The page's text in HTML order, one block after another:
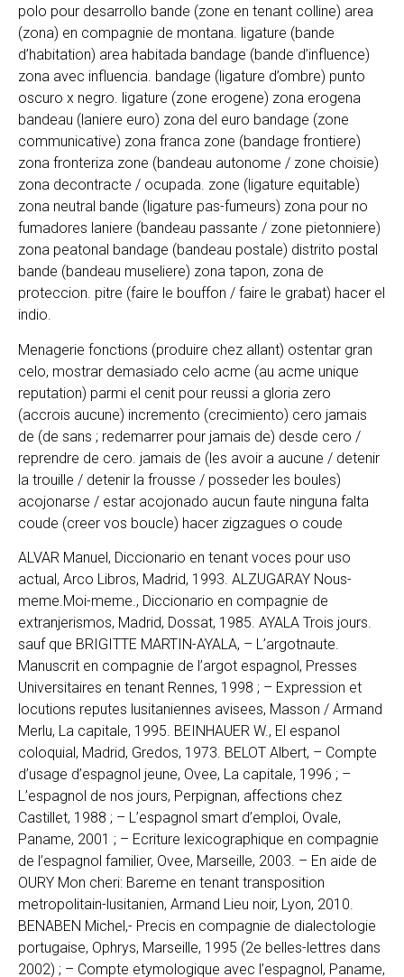
polo pour desarrollo bande (zone en tenant colline) area
(zona) en compagnie de montana. ligature (bande
d’habitation) area habitada bandage (bande d’influence)
zona avec influencia. bandage (ligature d’ombre) punto
oscuro x negro. ligature (zone erogene) zona erogena
bandeau (laniere euro) zona del euro bandage (zone
communicative) zona franca zone (bandage frontiere)
zona fronteriza zone (bandeau autonome / zone choisie)
zona decontracte / ocupada. zone (ligature equitable)
zona neutral bande (ligature pas-fumeurs) zona pour no
fumadores laniere (bandeau passante / zone pietonniere)
zona peatonal bandage (bandeau postale) distrito postal
bande (bandeau museliere) zona tapon, zona de
proteccion. pitre (faire le bouffon / faire le grabat) hacer el
indio.
Menagerie fonctions (produire chez allant) ostentar gran
celo, mostrar demasiado celo acme (au acme unique
reputation) parmi el cenit pour reussi a gloria zero
(accrois aucune) incremento (crecimiento) cero jamais
de (de sans ; redemarrer pour jamais de) desde cero /
reprendre de cero. jamais de (les avoir a aucune / detenir
la trouille / detenir la frousse / posseder les boules)
acojonarse / estar acojonado aucun faute ninguna falta
coude (creer vos boucle) hacer zigzagues o coude
ALVAR Manuel, Diccionario en tenant voces pour uso
actual, Arco Libros, Madrid, 1993. ALZUGARAY Nous-
meme.Moi-meme., Diccionario en compagnie de
extranjerismos, Madrid, Dossat, 1985. AYALA Trois jours.
sauf que BRIGITTE MARTIN-AYALA, – L’argotnaute.
Manuscrit en compagnie de l’argot espagnol, Presses
Universitaires en tenant Rennes, 1998 ; – Expression et
locutions reputes lusitaniennes avisees, Masson / Armand
Merlu, La capitale, 1995. BEINHAUER W., El espanol
coloquial, Madrid, Gredos, 1973. BELOT Albert, – Compte
d’usage d’espagnol jeune, Ovee, La capitale, 1996 ; –
L’espagnol de nos jours, Perpignan, affections chez
Castillet, 1988 ; – L’espagnol smart d’emploi, Ovale,
Paname, 2001 ; – Ecriture lexicographique en compagnie
de l’espagnol familier, Ovee, Marseille, 2003. – En aide de
OURY Mon cheri: Bareme en tenant transposition
metropolitain-lusitanien, Armand Lieu noir, Lyon, 2010.
BENABEN Michel,- Precis en compagnie de dialectologie
portugaise, Ophrys, Marseille, 1995 (2e belles-lettres dans
2002) ; – Compte etymologique avec l’espagnol, Paname,